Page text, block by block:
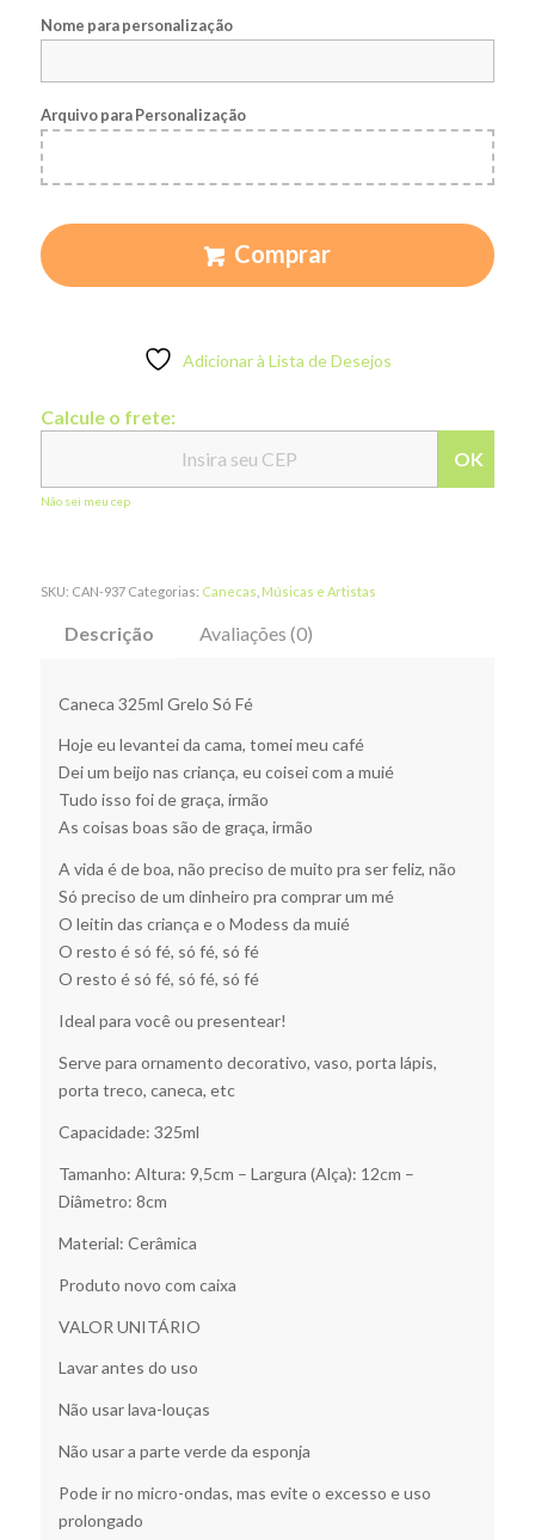
Nome para personalização
Arquivo para Personalização
Comprar
Adicionar à Lista de Desejos
Calcule o frete:
OK
Não sei meu cep
SKU: CAN-937 Categorias: Canecas Músicas e Artistas
Descrição Avaliações (0)
Caneca 325ml Grelo Só Fé
Hoje eu levantei da cama, tomei meu café
Dei um beijo nas criança, eu coisei com a muié
Tudo isso foi de graça, irmão
As coisas boas são de graça, irmão
A vida é de boa, não preciso de muito pra ser feliz, não
Só preciso de um dinheiro pra comprar um mé
O leitin das criança e o Modess da muié
O resto é só fé, só fé, só fé
O resto é só fé, só fé, só fé
Ideal para você ou presentear!
Serve para ornamento decorativo, vaso, porta lápis,
porta treco, caneca, etc
Capacidade: 325ml
Tamanho: Altura: 9,5cm – Largura (Alça): 12cm –
Diâmetro: 8cm
Material: Cerâmica
Produto novo com caixa
VALOR UNITÁRIO
Lavar antes do uso
Não usar lava-louças
Não usar a parte verde da esponja
Pode ir no micro-ondas, mas evite o excesso e uso
prolongado